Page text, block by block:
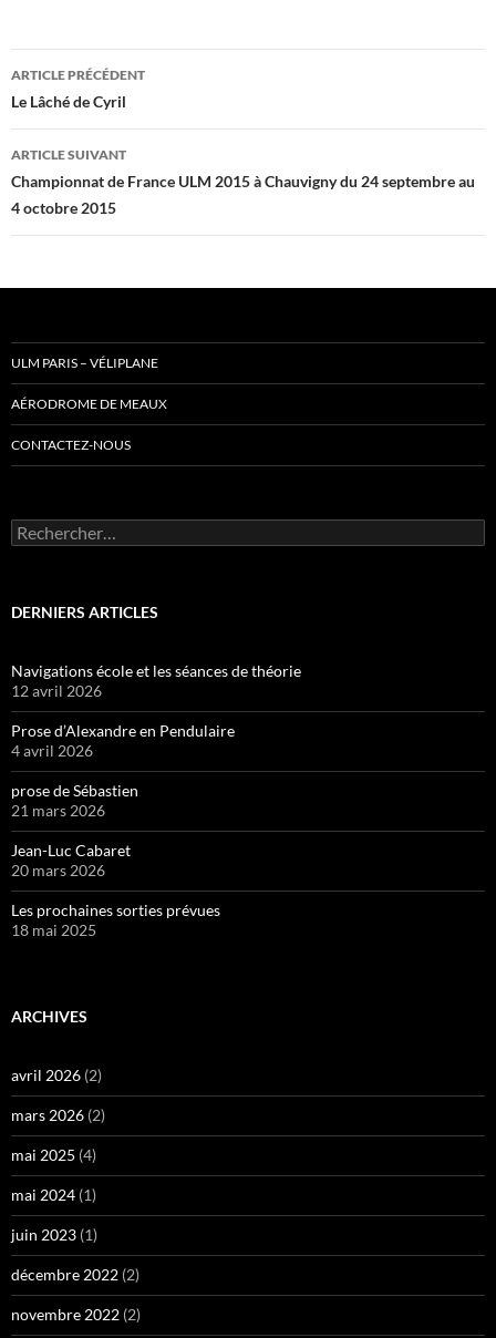
Navigation
des
articles
ARTICLE PRÉCÉDENT
Le Lâché de Cyril
ARTICLE SUIVANT
Championnat de France ULM 2015 à Chauvigny du 24 septembre au
4 octobre 2015
ULM PARIS – VÉLIPLANE
AÉRODROME DE MEAUX
CONTACTEZ-NOUS
Rechercher :
DERNIERS ARTICLES
Navigations école et les séances de théorie
12 avril 2026
Prose d’Alexandre en Pendulaire
4 avril 2026
prose de Sébastien
21 mars 2026
Jean-Luc Cabaret
20 mars 2026
Les prochaines sorties prévues
18 mai 2025
ARCHIVES
avril 2026 (2)
mars 2026 (2)
mai 2025 (4)
mai 2024 (1)
juin 2023 (1)
décembre 2022 (2)
novembre 2022 (2)